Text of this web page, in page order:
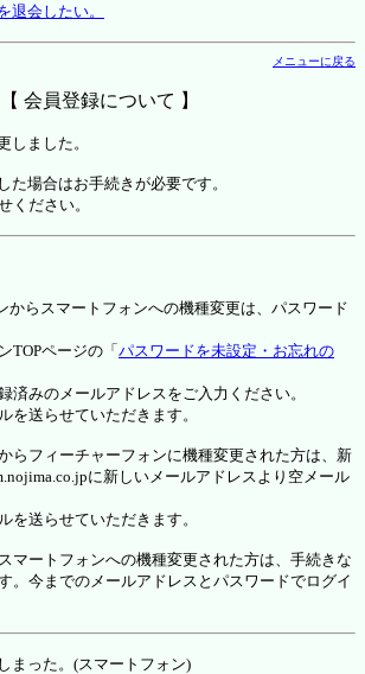
退会したい。
メニューに戻る
【 会員登録について 】
しました。
た場合はお手続きが必要です。
ください。
らスマートフォンへの機種変更は、パスワード
TOPページの「 パスワードを未設定・お忘れの
済みのメールアドレスをご入力ください。
を送らせていただきます。
らフィーチャーフォンに機種変更された方は、新
に新しいメールアドレスより空メール
を送らせていただきます。
マートフォンへの機種変更された方は、手続きな
。今までのメールアドレスとパスワードでログイ
まった。(スマートフォン)